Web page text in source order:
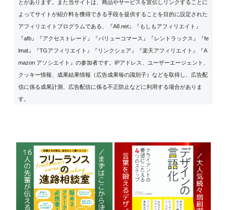
とがあります。また当サイトは、商品やサービスを宣伝しリンクすることに
よってサイトが紹介料を獲得できる手段を提供することを目的に設定された
アフィリエイトプログラムである、『A8.net』『もしもアフィリエイト』
『afb』『アクセストレード』『バリューコマース』『レントラックス』『fe
lmat』『TGアフィリエイト』『リンクシェア』『楽天アフィリエイト』『A
mazon アソシエイト』の参加者です。IPアドレス、ユーザーエージェント、
クッキー情報、成果結果情報（広告成果毎の識別子）などを取得し、広告配
信に係る成果計測、広告配信に係る不正防止などに利用する場合がありま
す。